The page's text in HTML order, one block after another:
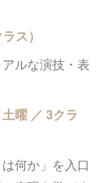
ス）
ルな演技・表
曜 ／ 3クラ
何か」を入口